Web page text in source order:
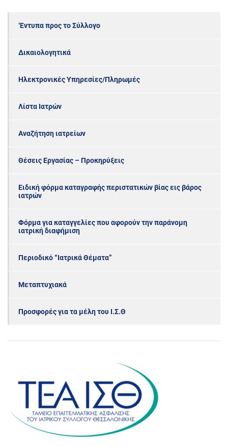
‘Εντυπα προς το Σύλλογο
Δικαιολογητικά
Ηλεκτρονικές Υπηρεσίες/Πληρωμές
Λίστα Ιατρών
Αναζήτηση ιατρείων
Θέσεις Εργασίας – Προκηρύξεις
Ειδική φόρμα καταγραφής περιστατικών βίας εις βάρος
ιατρών
Φόρμα για καταγγελίες που αφορούν την παράνομη
ιατρική διαφήμιση
Περιοδικό “Ιατρικά Θέματα”
Μεταπτυχιακά
Προσφορές για τα μέλη του Ι.Σ.Θ